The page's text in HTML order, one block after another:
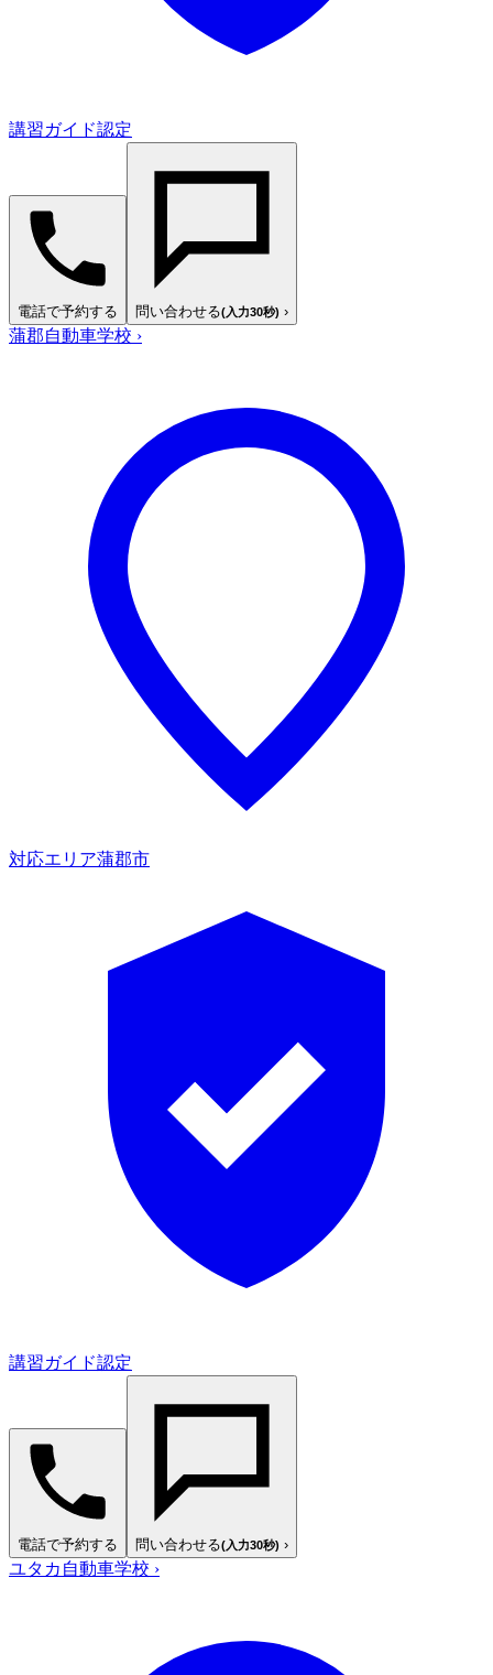
講習ガイド認定
電話で予約する 問い合わせる(入力30秒) ›
蒲郡自動車学校 ›
対応エリア蒲郡市
講習ガイド認定
電話で予約する 問い合わせる(入力30秒) ›
ユタカ自動車学校 ›